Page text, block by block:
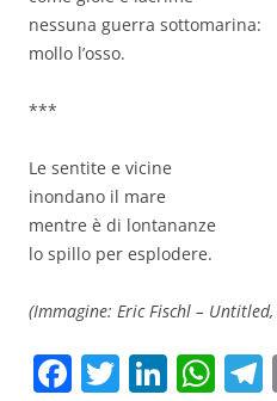
nessuna guerra sottomarina:
mollo l’osso.
***
Le sentite e vicine
inondano il mare
mentre è di lontananze
lo spillo per esplodere.
(Immagine: Eric Fischl –
F T Li W